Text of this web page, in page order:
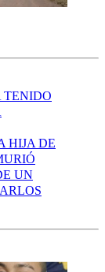
TENIDO
HIJA DE
UN